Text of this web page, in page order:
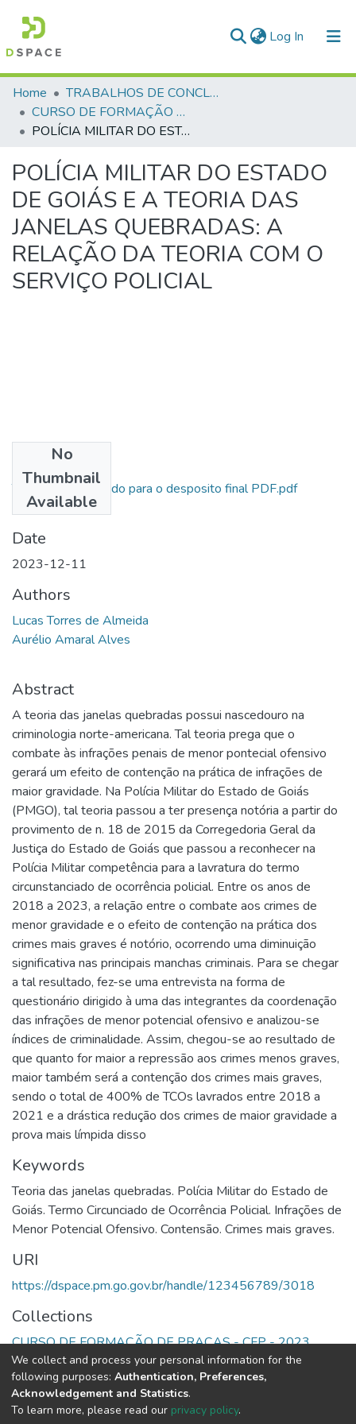
Log In (current)
Communities & Collections
All of DSpace
Home
TRABALHOS DE CONCLUSÃO DE CURSO - CFP (CURSO DE FORMAÇÃO DE PRAÇAS)
CURSO DE FORMAÇÃO DE PRAÇAS - CFP - 2023
POLÍCIA MILITAR DO ESTADO DE GOIÁS E A TEORIA DAS JANELAS QUEBRADAS: A RELAÇÃO DA TEORIA COM O SERVIÇO POLICIAL
POLÍCIA MILITAR DO ESTADO
DE GOIÁS E A TEORIA DAS
JANELAS QUEBRADAS: A
RELAÇÃO DA TEORIA COM O
SERVIÇO POLICIAL
No
Thumbnail
Available
TCC PMGO corrigido para o desposito final PDF.pdf
(608.92 KB)
Date
2023-12-11
Authors
Lucas Torres de Almeida
Aurélio Amaral Alves
Abstract
A teoria das janelas quebradas possui nascedouro na
criminologia norte-americana. Tal teoria prega que o
combate às infrações penais de menor pontecial ofensivo
gerará um efeito de contenção na prática de infrações de
maior gravidade. Na Polícia Militar do Estado de Goiás
(PMGO), tal teoria passou a ter presença notória a partir do
provimento de n. 18 de 2015 da Corregedoria Geral da
Justiça do Estado de Goiás que passou a reconhecer na
Polícia Militar competência para a lavratura do termo
circunstanciado de ocorrência policial. Entre os anos de
2018 a 2023, a relação entre o combate aos crimes de
menor gravidade e o efeito de contenção na prática dos
crimes mais graves é notório, ocorrendo uma diminuição
significativa nas principais manchas criminais. Para se chegar
a tal resultado, fez-se uma entrevista na forma de
questionário dirigido à uma das integrantes da coordenação
das infrações de menor potencial ofensivo e analizou-se
índices de criminalidade. Assim, chegou-se ao resultado de
que quanto for maior a repressão aos crimes menos graves,
maior também será a contenção dos crimes mais graves,
sendo o total de 400% de TCOs lavrados entre 2018 a
2021 e a drástica redução dos crimes de maior gravidade a
prova mais límpida disso
Keywords
Teoria das janelas quebradas. Polícia Militar do Estado de
Goiás. Termo Circunciado de Ocorrência Policial. Infrações de
Menor Potencial Ofensivo. Contensão. Crimes mais graves.
URI
https://dspace.pm.go.gov.br/handle/123456789/3018
Collections
CURSO DE FORMAÇÃO DE PRAÇAS - CFP - 2023
Full item page
DSpace software copyright © 2002-2026
We collect and process your personal information for the
following purposes: Authentication, Preferences,
Acknowledgement and Statistics.
To learn more, please read our privacy policy.